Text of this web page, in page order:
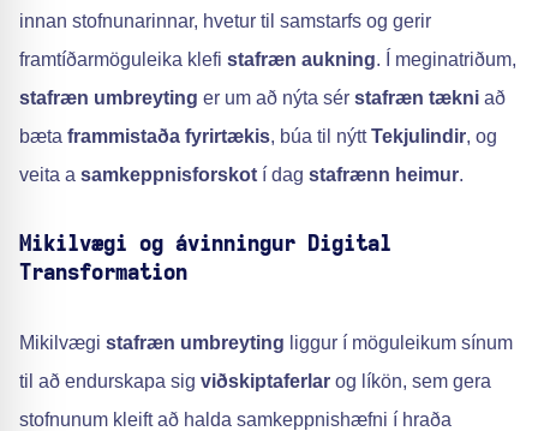
innan stofnunarinnar, hvetur til samstarfs og gerir
framtíðarmöguleika klefi stafræn aukning. Í meginatriðum,
stafræn umbreyting er um að nýta sér stafræn tækni að
bæta frammistaða fyrirtækis, búa til nýttTekjulindir, og
veita a samkeppnisforskot í dag stafrænn heimur.
Mikilvægi og ávinningur Digital
Transformation
Mikilvægi stafræn umbreyting liggur í möguleikum sínum
til að endurskapa sig viðskiptaferlar og líkön, sem gera
stofnunum kleift að halda samkeppnishæfni í hraða